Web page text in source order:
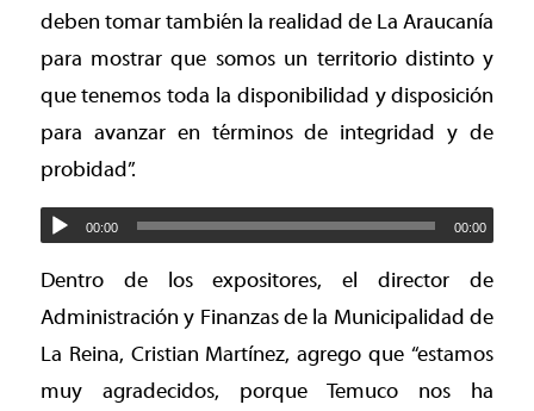
deben tomar también la realidad de La Araucanía
para mostrar que somos un territorio distinto y
que tenemos toda la disponibilidad y disposición
para avanzar en términos de integridad y de
probidad”.
00:00 00:00
Dentro de los expositores, el director de
Administración y Finanzas de la Municipalidad de
La Reina, Cristian Martínez, agrego que “estamos
muy agradecidos, porque Temuco nos ha